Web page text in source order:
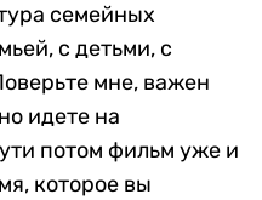
семейных
с детьми, с
мне, важен
идете на
потом фильм уже и
которое вы